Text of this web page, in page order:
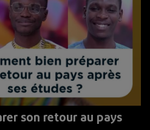
son retour au pays